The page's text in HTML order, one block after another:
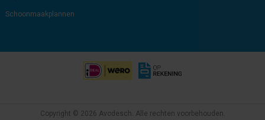
Schoonmaakplannen
Copyright © 2026 Avodesch. Alle rechten voorbehouden.